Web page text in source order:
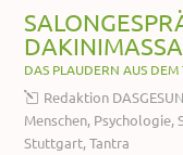
DAS PLAUDERN AUS
Redaktion
Menschen, Psychologie,
Stuttgart,Tantra